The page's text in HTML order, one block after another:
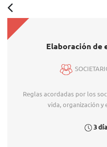
Elaboración de
Reglas acordadas por los
vida, organización y
3